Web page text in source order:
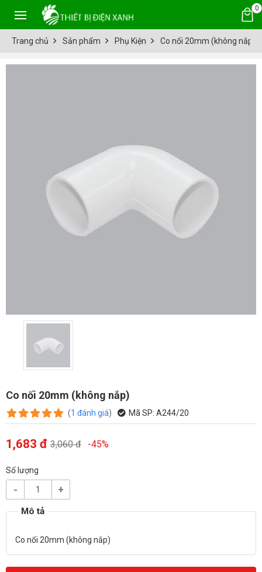
0
Trang chủ Sản phẩm Phụ Kiện Co nối 20mm (không nắp)
Co nối 20mm (không nắp)
(1 đánh giá) Mã SP: A244/20
1,683 đ 3,060 đ -45%
Số lượng
- +